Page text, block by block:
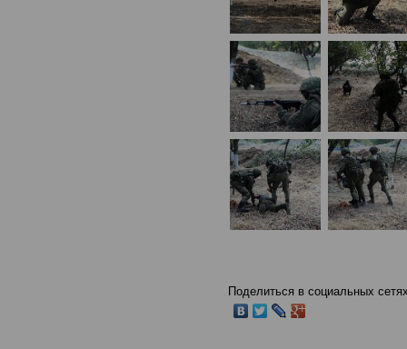
Поделиться в социальных